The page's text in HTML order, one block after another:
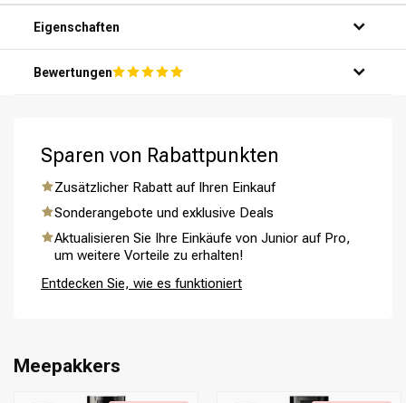
Umformung
Hände auf.
Schritt 3: Massiere das Shampoo sanft in dein Haar und
Schritt 4: Spüle das Shampoo gründlich mit warmem
Wasser aus.
Eigenschaften
Bewertungen
Sparen von Rabattpunkten
Zusätzlicher Rabatt auf Ihren Einkauf
Sonderangebote und exklusive Deals
Aktualisieren Sie Ihre Einkäufe von Junior auf Pro,
um weitere Vorteile zu erhalten!
Entdecken Sie, wie es funktioniert
Meepakkers